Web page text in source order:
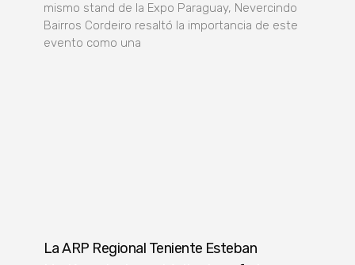
mismo stand de la Expo Paraguay, Nevercindo
Bairros Cordeiro resaltó la importancia de este
evento como una
La ARP Regional Teniente Esteban